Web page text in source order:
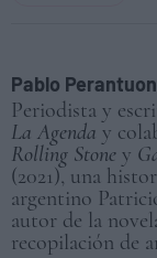
Pablo
Periodista y
La Agenda y
Rolling Stone y
(2021), una
argentino
autor de la
recopilación de